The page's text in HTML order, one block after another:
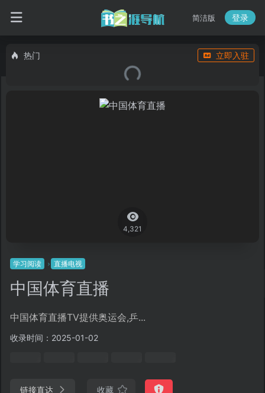
简洁版 登录
热门 立即入驻
4,321
学习阅读 直播电视
中国体育直播
中国体育直播TV提供奥运会,乒...
收录时间：2025-01-02
链接直达 收藏